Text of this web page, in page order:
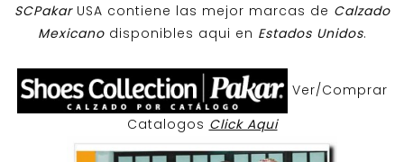
SCPakar USA contiene las mejor marcas de Calzado
Mexicanodisponibles aqui en Estados Unidos.
Ver/Comprar
Catalogos Click Aqui